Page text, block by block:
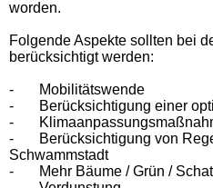
worden.
Folgende Aspekte sollten bei
berücksichtigt werden:
-
Mobilitätswende
-
Berücksichtigung einer
-
-
Berücksichtigung von
Schwammstadt
-
Mehr Bäume / Grün /